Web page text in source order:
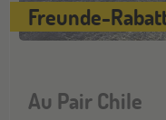
21
NOV
Freunde-
Au Pair Chile